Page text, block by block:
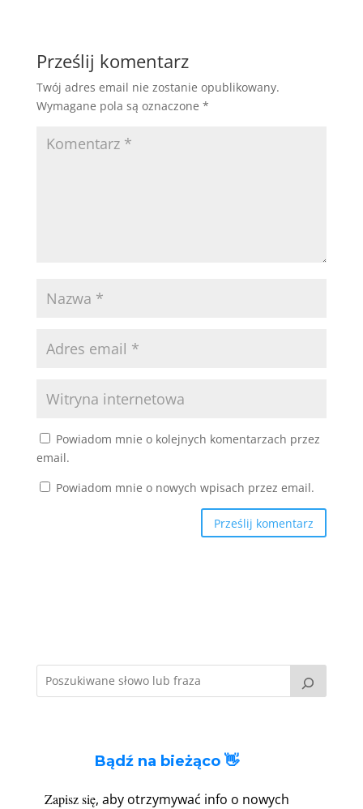
Prześlij komentarz
Twój adres email nie zostanie opublikowany.
Wymagane pola są oznaczone *
Powiadom mnie o kolejnych komentarzach przez
email.
Powiadom mnie o nowych wpisach przez email.
Bądź na bieżąco 👋
Zapisz się, aby otrzymywać info o nowych